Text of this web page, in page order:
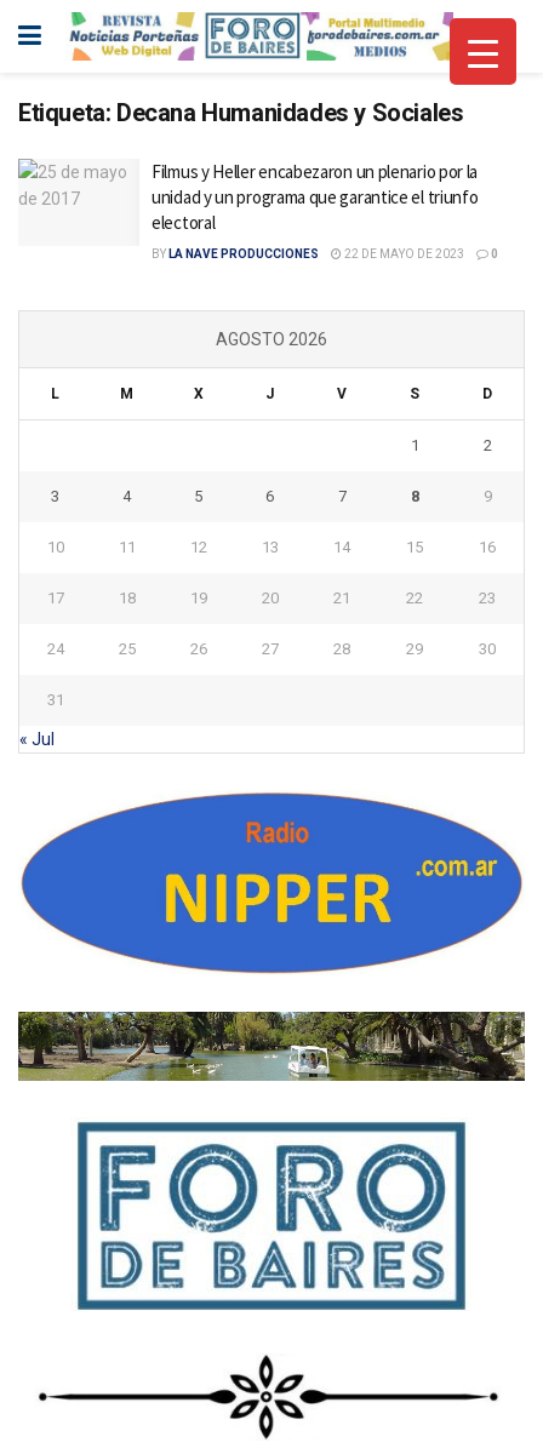
Etiqueta: Decana Humanidades y Sociales
Filmus y Heller encabezaron un plenario por la
unidad y un programa que garantice el triunfo
electoral
BY LA NAVE PRODUCCIONES 22 DE MAYO DE 2023 0
AGOSTO 2026
L M X J V S D
1 2
3 4 5 6 7 8 9
10 11 12 13 14 15 16
17 18 19 20 21 22 23
24 25 26 27 28 29 30
31
« Jul